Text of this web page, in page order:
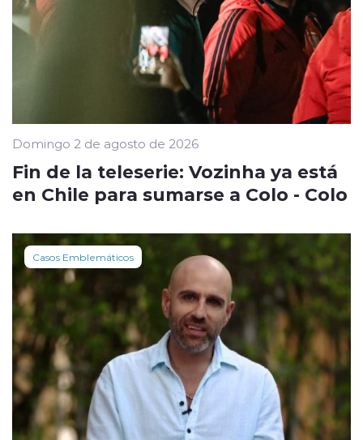
Domingo 2 de agosto de 2026
Fin de la teleserie: Vozinha ya está
en Chile para sumarse a Colo - Colo
Casos Emblemáticos